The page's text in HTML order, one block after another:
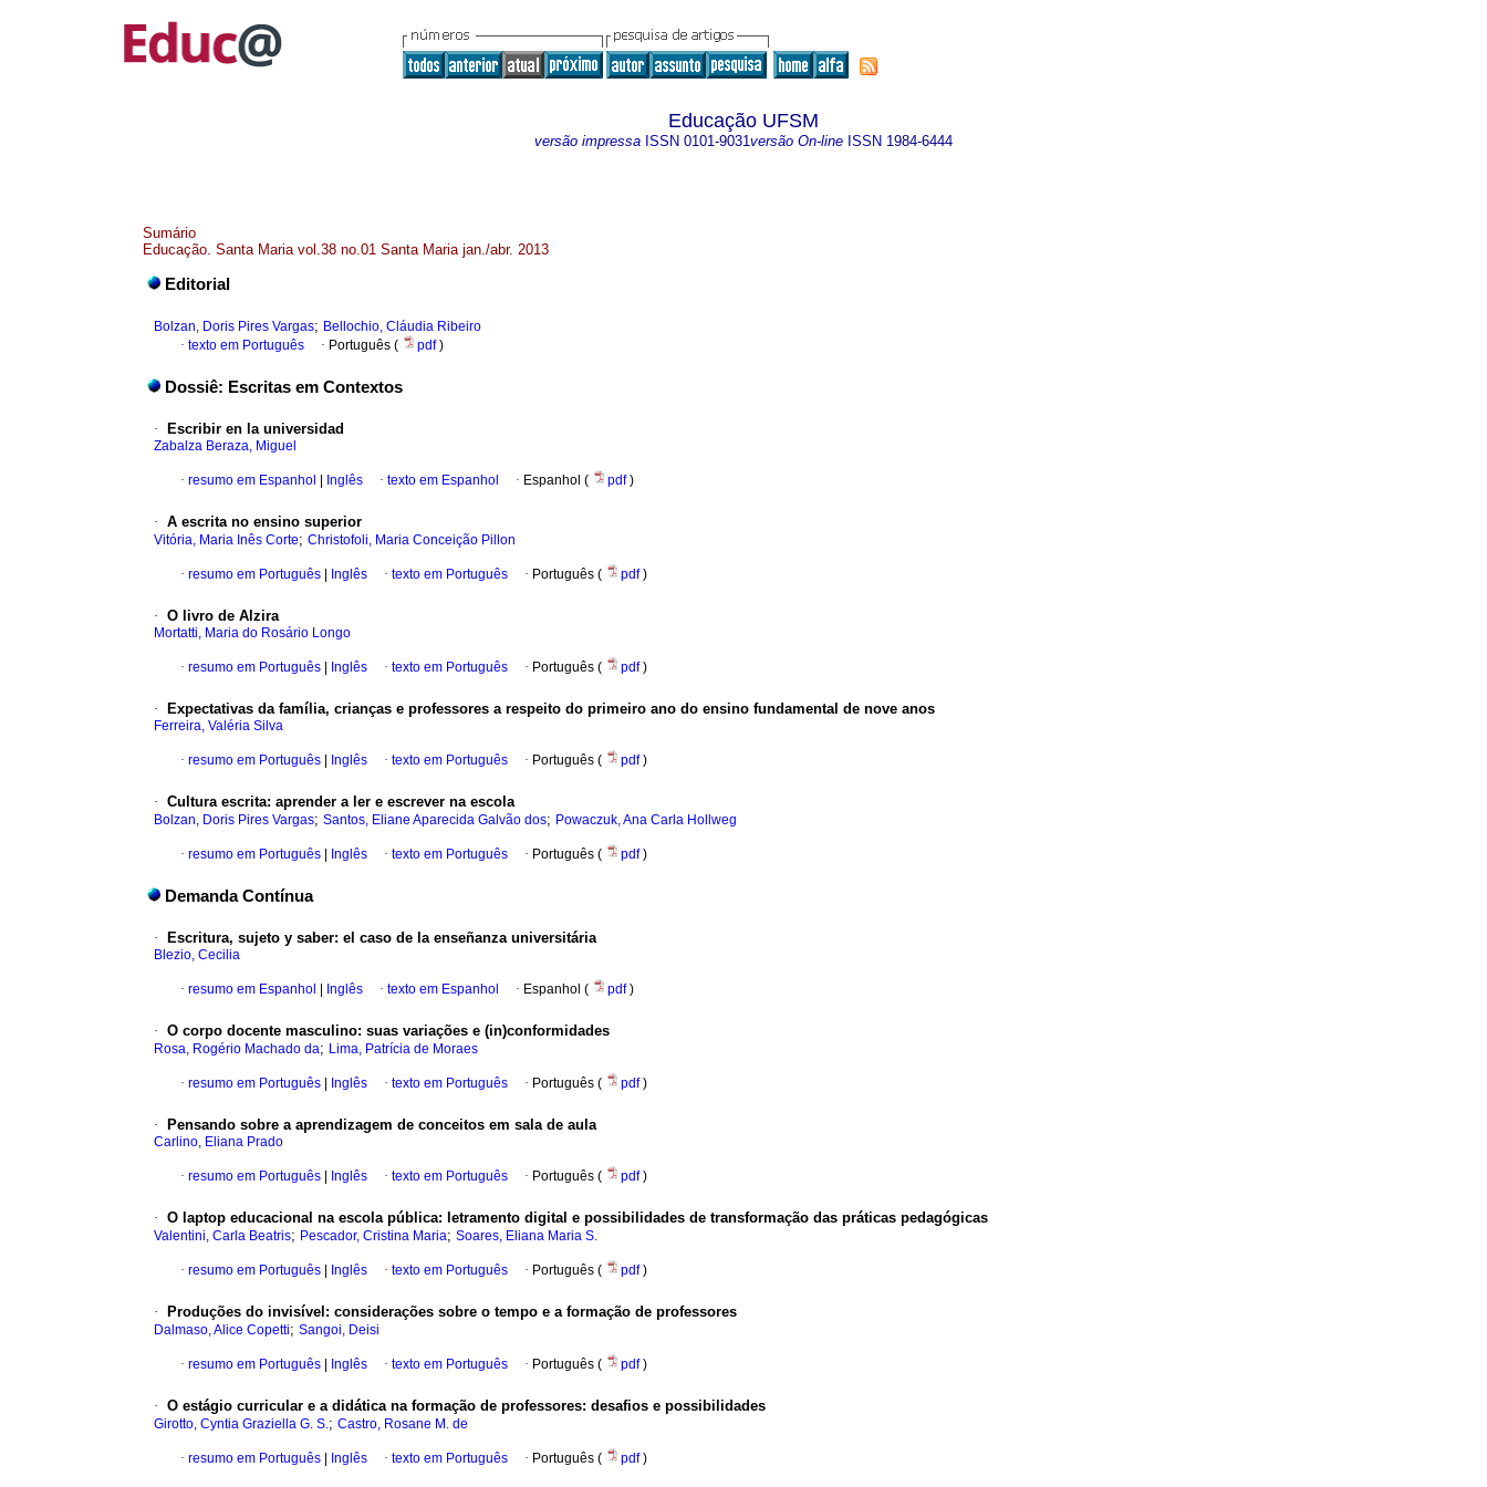
Educação UFSM
versão impressa ISSN 0101-9031versão On-line ISSN 1984-6444
Sumário
Educação. Santa Maria vol.38 no.01 Santa Maria jan./abr. 2013
Editorial
Bolzan, Doris Pires Vargas; Bellochio, Cláudia Ribeiro
· texto em Português · Português ( pdf)
Dossiê: Escritas em Contextos
· Escribir en la universidad
Zabalza Beraza, Miguel
· resumo em Espanhol Inglês · texto em Espanhol · Espanhol ( pdf)
· A escrita no ensino superior
Vitória, Maria Inês Corte; Christofoli, Maria Conceição Pillon
· resumo em Português Inglês · texto em Português · Português ( pdf)
· O livro de Alzira
Mortatti, Maria do Rosário Longo
· resumo em Português Inglês · texto em Português · Português ( pdf)
· Expectativas da família, crianças e professores a respeito do primeiro ano do ensino fundamental de nove anos
Ferreira, Valéria Silva
· resumo em Português Inglês · texto em Português · Português ( pdf)
· Cultura escrita: aprender a ler e escrever na escola
Bolzan, Doris Pires Vargas; Santos, Eliane Aparecida Galvão dos; Powaczuk, Ana Carla Hollweg
· resumo em Português Inglês · texto em Português · Português ( pdf)
Demanda Contínua
· Escritura, sujeto y saber: el caso de la enseñanza universitária
Blezio, Cecilia
· resumo em Espanhol Inglês · texto em Espanhol · Espanhol ( pdf)
· O corpo docente masculino: suas variações e (in)conformidades
Rosa, Rogério Machado da; Lima, Patrícia de Moraes
· resumo em Português Inglês · texto em Português · Português ( pdf)
· Pensando sobre a aprendizagem de conceitos em sala de aula
Carlino, Eliana Prado
· resumo em Português Inglês · texto em Português · Português ( pdf)
· O laptop educacional na escola pública: letramento digital e possibilidades de transformação das práticas pedagógicas
Valentini, Carla Beatris; Pescador, Cristina Maria; Soares, Eliana Maria S.
· resumo em Português Inglês · texto em Português · Português ( pdf)
· Produções do invisível: considerações sobre o tempo e a formação de professores
Dalmaso, Alice Copetti; Sangoi, Deisi
· resumo em Português Inglês · texto em Português · Português ( pdf)
· O estágio curricular e a didática na formação de professores: desafios e possibilidades
Girotto, Cyntia Graziella G. S.; Castro, Rosane M. de
· resumo em Português Inglês · texto em Português · Português ( pdf)